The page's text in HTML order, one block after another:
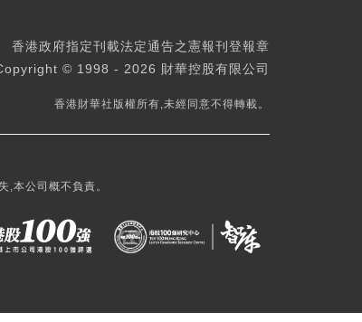
香港政府指定刊載法定通告之憲報刊登報章
© 1998 - 2026 財華控股有限公司
香港財華社版權所有,未經同意不得轉載。
,本公司概不負責。